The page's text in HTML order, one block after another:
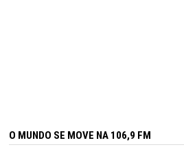
O MUNDO SE MOVE NA 106,9 FM